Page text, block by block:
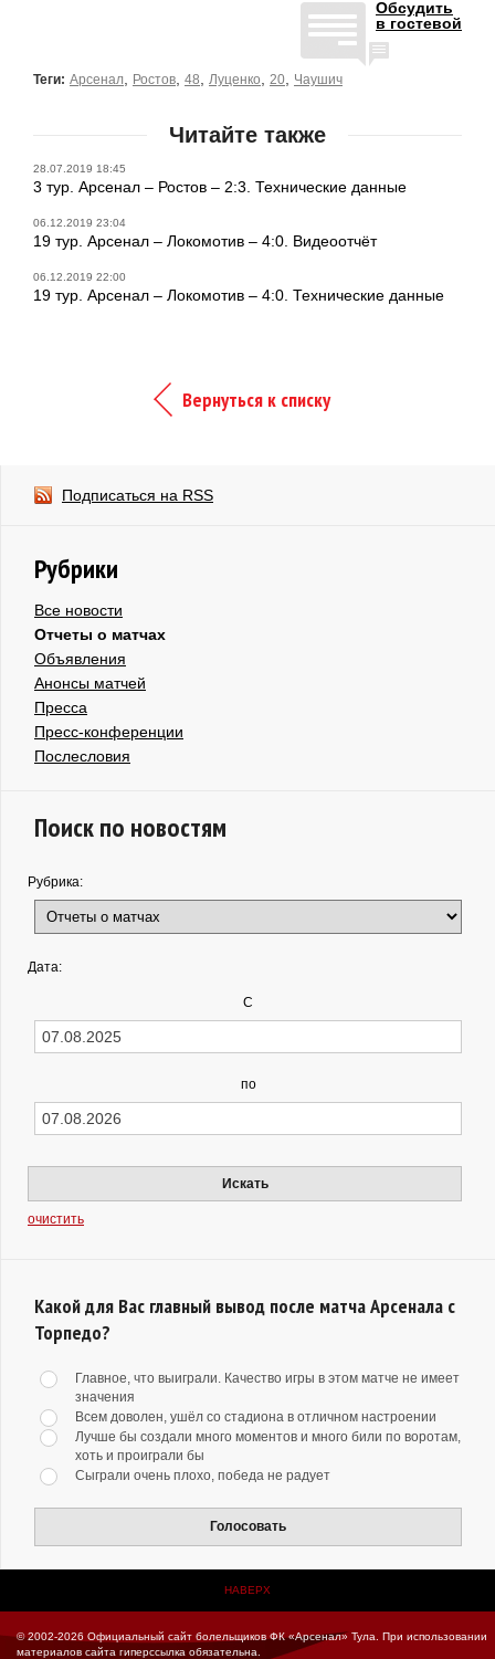
Обсудить
в гостевой
Теги: Арсенал Ростов 48 Луценко 20 Чаушич
Читайте также
28.07.2019 18:45
3 тур. Арсенал – Ростов – 2:3. Технические данные
06.12.2019 23:04
19 тур. Арсенал – Локомотив – 4:0. Видеоотчёт
06.12.2019 22:00
19 тур. Арсенал – Локомотив – 4:0. Технические данные
Вернуться к списку
Подписаться на RSS
Рубрики
Все новости
Отчеты о матчах
Объявления
Анонсы матчей
Пресса
Пресс-конференции
Послесловия
Поиск по новостям
Рубрика:
Дата:
С
по
Искать
очистить
Какой для Вас главный вывод после матча Арсенала с
Торпедо?
Главное, что выиграли. Качество игры в этом матче не имеет
значения
Всем доволен, ушёл со стадиона в отличном настроении
Лучше бы создали много моментов и много били по воротам,
хоть и проиграли бы
Сыграли очень плохо, победа не радует
Голосовать
НАВЕРХ
© 2002-2026 Официальный сайт болельщиков ФК «Арсенал» Тула.
При использовании
материалов сайта гиперссылка обязательна.